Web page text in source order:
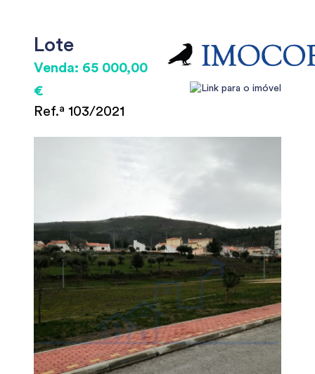
Lote
Venda: 65 000,00
€
Ref.ª 103/2021